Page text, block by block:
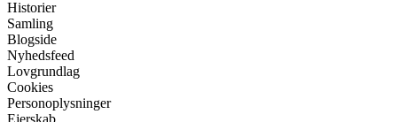
Historier
Samling
Blogside
Nyhedsfeed
Lovgrundlag
Cookies
Personoplysninger
Ejerskab